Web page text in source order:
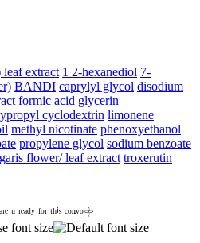
leaf extract 1 2-hexanediol 7-
BANDI caprylyl glycol disodium
formic acid glycerin
cyclodextrin limonene
methyl nicotinate phenoxyethanol
propylene glycol sodium benzoate
flower/ leaf extract troxerutin
ᵘ ʳᵉᵃᵈʸ ᶠᵒʳ ᵗʰⁱˢ ᶜᵒⁿᵛᵒ𓇬